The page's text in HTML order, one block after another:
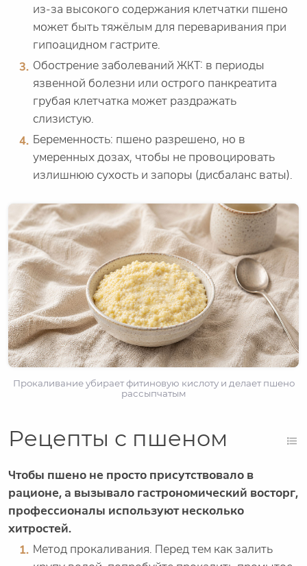
из-за высокого содержания клетчатки пшено
может быть тяжёлым для переваривания при
гипоацидном гастрите.
Обострение заболеваний ЖКТ: в периоды
язвенной болезни или острого панкреатита
грубая клетчатка может раздражать
слизистую.
Беременность: пшено разрешено, но в
умеренных дозах, чтобы не провоцировать
излишнюю сухость и запоры (дисбаланс ваты).
Прокаливание убирает фитиновую кислоту и делает пшено
рассыпчатым
Рецепты с пшеном
Чтобы пшено не просто присутствовало в
рационе, а вызывало гастрономический восторг,
профессионалы используют несколько
хитростей.
Метод прокаливания. Перед тем как залить